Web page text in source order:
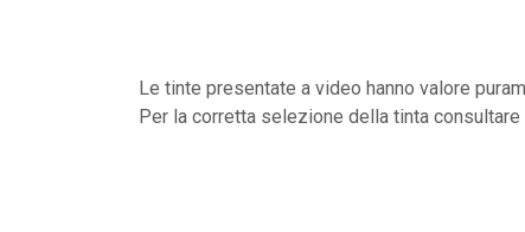
Le tinte presentate a video hanno valore
Per la corretta selezione della tinta